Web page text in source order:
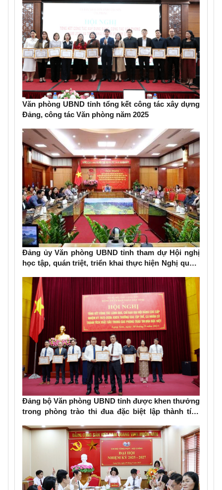
Văn phòng UBND tỉnh tổng kết công tác xây dựng
Đảng, công tác Văn phòng năm 2025
Đảng ủy Văn phòng UBND tỉnh tham dự Hội nghị
học tập, quán triệt, triển khai thực hiện Nghị quyết
kỳ 2025-2030
Đảng bộ Văn phòng UBND tỉnh được khen thưởng
trong phòng trào thi đua đặc biệt lập thành tích